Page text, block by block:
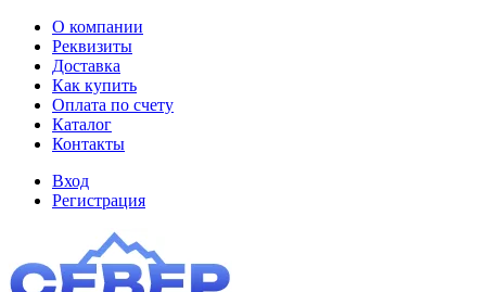
О компании
Реквизиты
Доставка
Как купить
Оплата по счету
Каталог
Контакты
Вход
Регистрация